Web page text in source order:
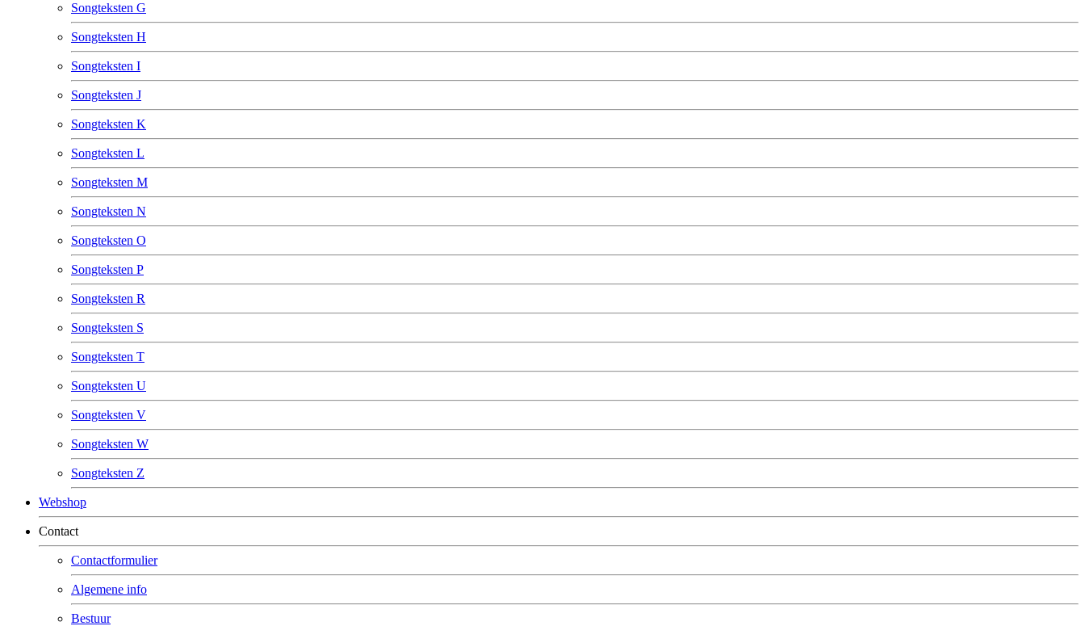
Songteksten G
Songteksten H
Songteksten I
Songteksten J
Songteksten K
Songteksten L
Songteksten M
Songteksten N
Songteksten O
Songteksten P
Songteksten R
Songteksten S
Songteksten T
Songteksten U
Songteksten V
Songteksten W
Songteksten Z
Webshop
Contact
Contactformulier
Algemene info
Bestuur